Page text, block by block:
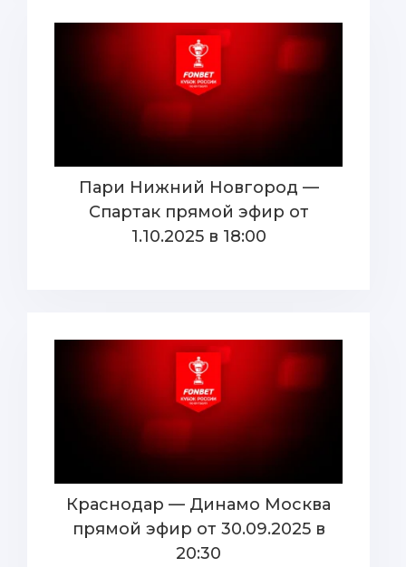
Пари Нижний Новгород —
Спартак прямой эфир от
1.10.2025 в 18:00
Краснодар — Динамо Москва
прямой эфир от 30.09.2025 в
20:30